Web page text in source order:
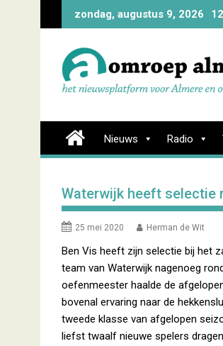
zondag, augustus 9, 2026
Nieuws Radio
Waterwijk heeft selectie
25 mei 2020 Herman de Wit
Ben Vis heeft zijn selectie bij het
team van Waterwijk nagenoeg
oefenmeester haalde de
bovenal ervaring naar de
tweede klasse van afgelopen
liefst twaalf nieuwe spelers